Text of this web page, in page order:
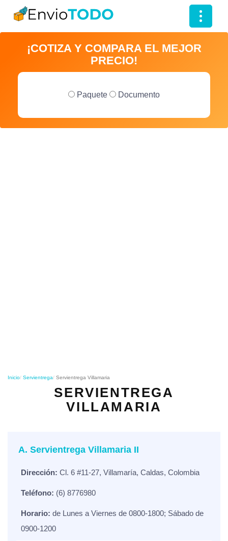
T
o
g
¡COTIZA Y COMPARA EL MEJOR
PRECIO!
Paquete Documento
Inicio Servientrega Servientrega Villamaria
SERVIENTREGA
VILLAMARIA
A. Servientrega Villamaria II
Dirección: Cl. 6 #11-27, Villamaría, Caldas, Colombia
Teléfono: (6) 8776980
Horario: de Lunes a Viernes de 0800-1800; Sábado de
0900-1200